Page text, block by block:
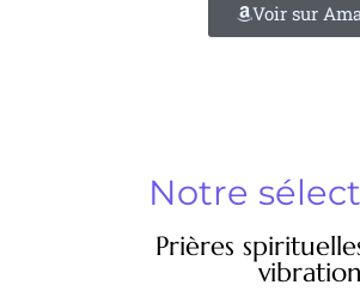
Voir sur
Notre
Prières